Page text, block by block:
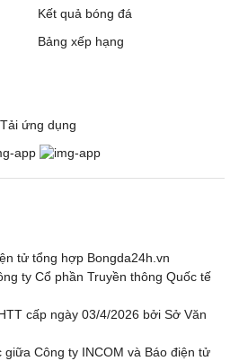
Kết quả bóng đá
Bảng xếp hạng
Tải ứng dụng
tử tổng hợp Bongda24h.vn
ty Cổ phần Truyền thông Quốc tế
cấp ngày 03/4/2026 bởi Sở Văn
Công ty INCOM và Báo điện tử